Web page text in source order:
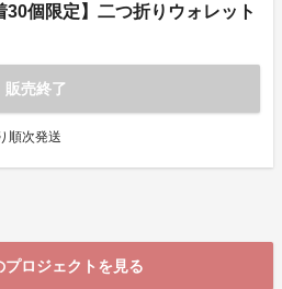
個限定】二つ折りウォレット
販売終了
順次発送
プロジェクトを見る